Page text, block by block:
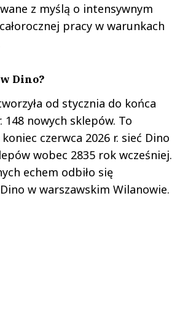
z myślą o intensywnym
pracy w warunkach
Dino?
od stycznia do końca
148 nowych sklepów. To
czerwca 2026 r. sieć Dino
wobec 2835 rok wcześniej.
echem odbiło się
w warszawskim Wilanowie.